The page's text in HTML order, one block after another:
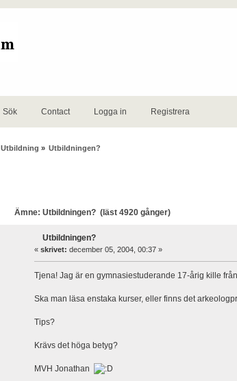
Sök Contact Logga in Registrera
Utbildning » Utbildningen?
Ämne: Utbildningen? (läst 4920 gånger)
Utbildningen?
« skrivet: december 05, 2004, 00:37 »
Tjena! Jag är en gymnasiestuderande 17-årig kille
Ska man läsa enstaka kurser, eller finns det
Tips?
Krävs det höga betyg?
MVH Jonathan